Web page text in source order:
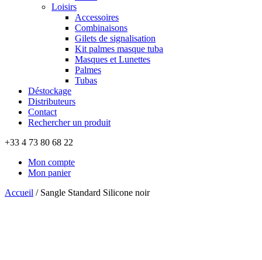
Loisirs
Accessoires
Combinaisons
Gilets de signalisation
Kit palmes masque tuba
Masques et Lunettes
Palmes
Tubas
Déstockage
Distributeurs
Contact
Rechercher un produit
+33 4 73 80 68 22
Mon compte
Mon panier
Accueil / Sangle Standard Silicone noir